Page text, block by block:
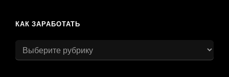
КАК ЗАРАБОТАТЬ
как
заработать